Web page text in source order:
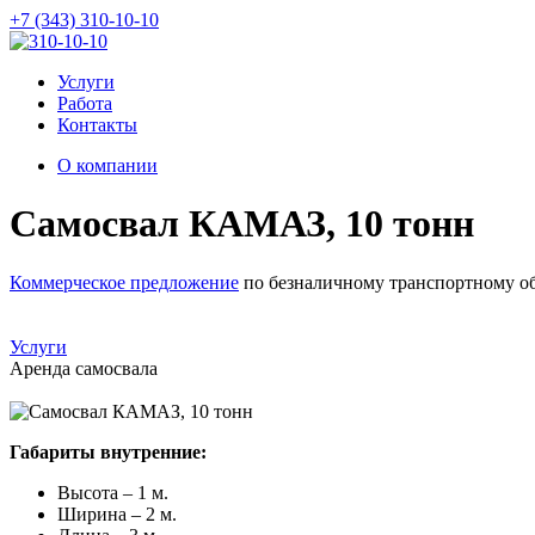
+7 (343) 310-10-10
Услуги
Работа
Контакты
О компании
Самосвал КАМАЗ, 10 тонн
Коммерческое предложение по безналичному транспортному
Услуги
Аренда самосвала
Габариты внутренние:
Высота – 1 м.
Ширина – 2 м.